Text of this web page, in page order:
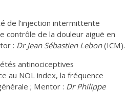
de l’injection intermittente
contrôle de la douleur aiguë en
: Dr Jean Sébastien Lebon(ICM).
antinociceptives
au NOL index, la fréquence
; Mentor : Dr Philippe